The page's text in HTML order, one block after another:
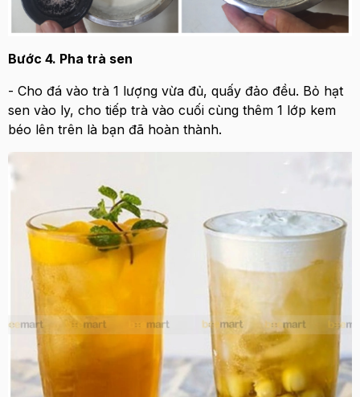
Bước 4. Pha trà sen
- Cho đá vào trà 1 lượng vừa đủ, quấy đảo đều. Bỏ hạt
sen vào ly, cho tiếp trà vào cuối cùng thêm 1 lớp kem
béo lên trên là bạn đã hoàn thành.